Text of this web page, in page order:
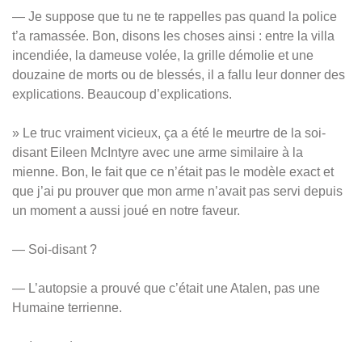
— Je suppose que tu ne te rappelles pas quand la police
t’a ramassée. Bon, disons les choses ainsi : entre la villa
incendiée, la dameuse volée, la grille démolie et une
douzaine de morts ou de blessés, il a fallu leur donner des
explications. Beaucoup d’explications.
» Le truc vraiment vicieux, ça a été le meurtre de la soi-
disant Eileen McIntyre avec une arme similaire à la
mienne. Bon, le fait que ce n’était pas le modèle exact et
que j’ai pu prouver que mon arme n’avait pas servi depuis
un moment a aussi joué en notre faveur.
— Soi-disant ?
— L’autopsie a prouvé que c’était une Atalen, pas une
Humaine terrienne.